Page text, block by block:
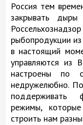
Россия тем
закрывать
рыбопродукции
в настоящий
управляются из
настроены по
недружелюбно.
поддерживать
режимы,
строить нам